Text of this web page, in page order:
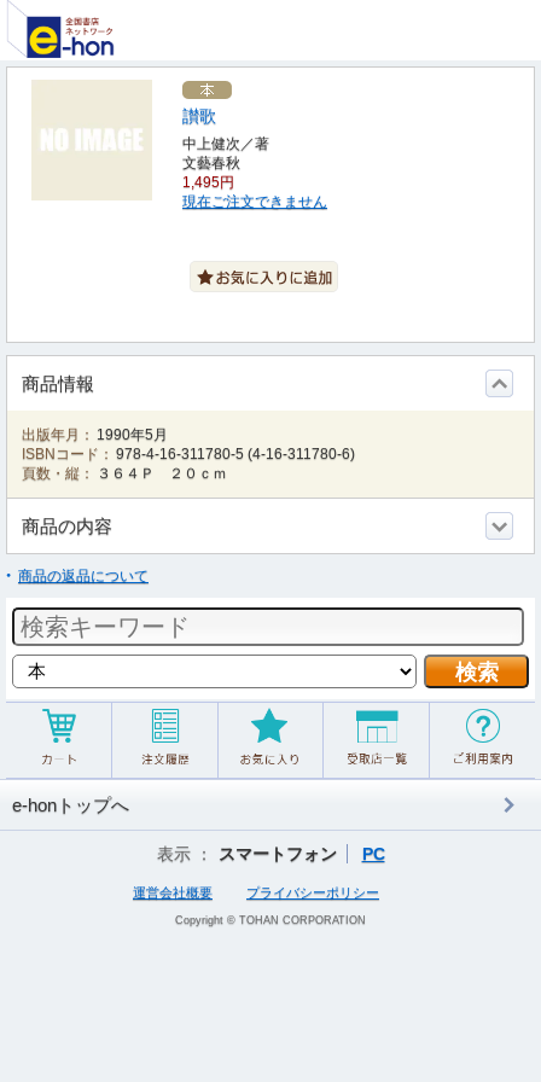
讃歌
中上健次／著
文藝春秋
1,495円
現在ご注文できません
商品情報
出版年月： 1990年5月
ISBNコード： 978-4-16-311780-5 (4-16-311780-6)
頁数・縦：
３６４Ｐ ２０ｃｍ
商品の内容
商品の返品について
e-honトップへ
表示 ： スマートフォン PC
運営会社概要 プライバシーポリシー
Copyright © TOHAN CORPORATION